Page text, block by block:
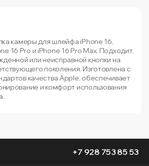
камеры для шлейфа iPhone 16,
16 Pro и iPhone 16 Pro Max. Подходит
или неисправной кнопки на
поколения. Изготовлена с
качества Apple, обеспечивает
и комфорт использования
+7 928 753 85 53